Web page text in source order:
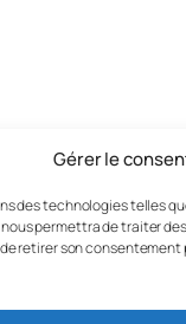
Gérer le
des technologies telles
permettra de traiter
retirer son